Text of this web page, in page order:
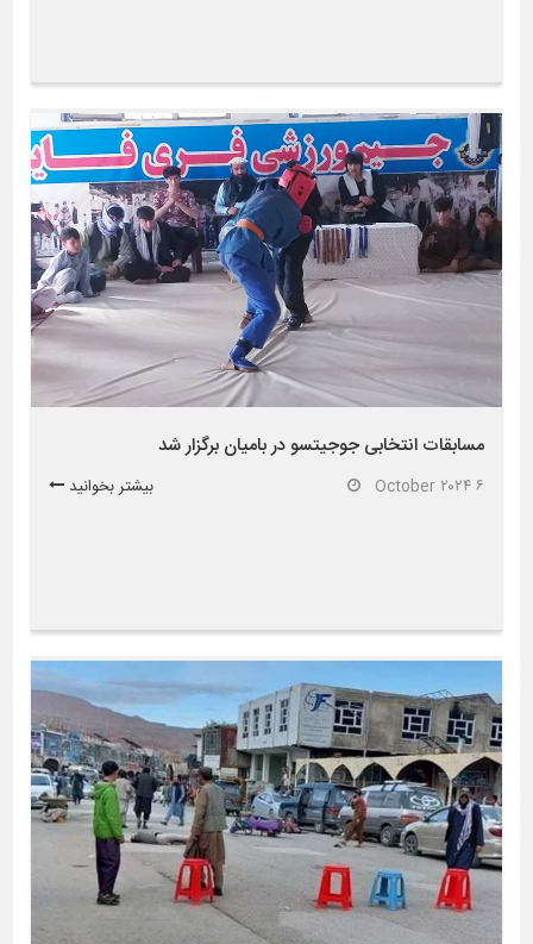
مسابقات انتخابی جوجیتسو در بامیان برگزار شد
۶ October ۲۰۲۴ بیشتر بخوانید